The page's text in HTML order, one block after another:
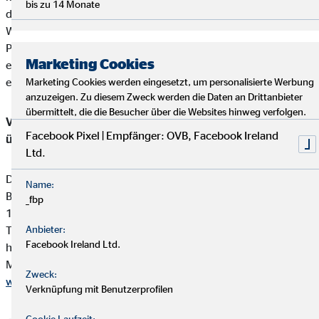
den Kunden an die jeweiligen Produktgeber.
Wolfgang Schröck erhält von den Partnergesellschaften für die
Produktvermittlung eine Vergütung (Provisionszahlung), die
einbehalten werden darf. Diese ist in der Versicherungsprämie
einkalkuliert.
Vermittler-Registerstelle, bei der sich die Eintragungen
überprüfen lassen:
Deutsche Industrie- und Handelskammer (DIHK)
Breite Straße 29
10178 Berlin
Tel. 0180 / 6005850 (20 Cent/Anruf aus dem dt. Festnetz,
höchstens 60 Cent/Anruf aus Mobilfunknetzen)
Mail
www.dihk.de
bis zu 14 Monate
Marketing Cookies
Marketing Cookies werden eingesetzt, um personalisierte Werbung
anzuzeigen. Zu diesem Zweck werden die Daten an Drittanbieter
übermittelt, die die Besucher über die Websites hinweg verfolgen.
Facebook Pixel | Empfänger: OVB, Facebook Ireland
Ltd.
Name:
_fbp
Anbieter:
Facebook Ireland Ltd.
Zweck:
Verknüpfung mit Benutzerprofilen